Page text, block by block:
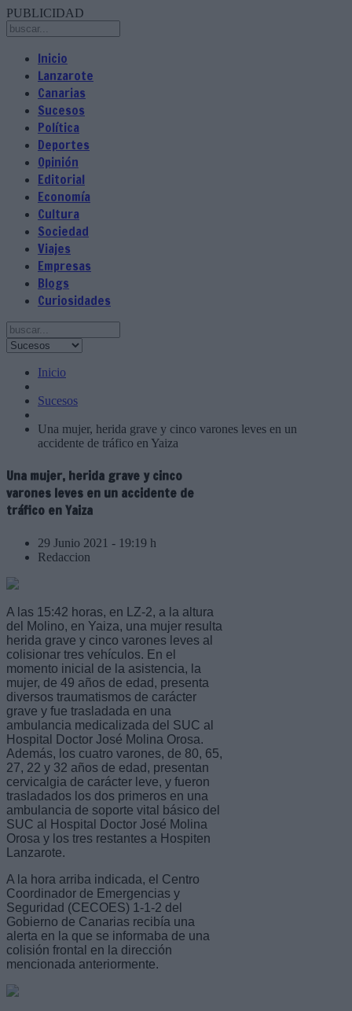
PUBLICIDAD
Inicio
Lanzarote
Canarias
Sucesos
Política
Deportes
Opinión
Editorial
Economía
Cultura
Sociedad
Viajes
Empresas
Blogs
Curiosidades
Inicio
Sucesos
Una mujer, herida grave y cinco varones leves en un
accidente de tráfico en Yaiza
Una mujer, herida grave y cinco
varones leves en un accidente de
tráfico en Yaiza
29 Junio 2021 - 19:19 h
Redaccion
A las 15:42 horas, en LZ-2, a la altura
del Molino, en Yaiza, una mujer resulta
herida grave y cinco varones leves al
colisionar tres vehículos. En el
momento inicial de la asistencia, la
mujer, de 49 años de edad, presenta
diversos traumatismos de carácter
grave y fue trasladada en una
ambulancia medicalizada del SUC al
Hospital Doctor José Molina Orosa.
Además, los cuatro varones, de 80, 65,
27, 22 y 32 años de edad, presentan
cervicalgia de carácter leve, y fueron
trasladados los dos primeros en una
ambulancia de soporte vital básico del
SUC al Hospital Doctor José Molina
Orosa y los tres restantes a Hospiten
Lanzarote.
A la hora arriba indicada, el Centro
Coordinador de Emergencias y
Seguridad (CECOES) 1-1-2 del
Gobierno de Canarias recibía una
alerta en la que se informaba de una
colisión frontal en la dirección
mencionada anteriormente.